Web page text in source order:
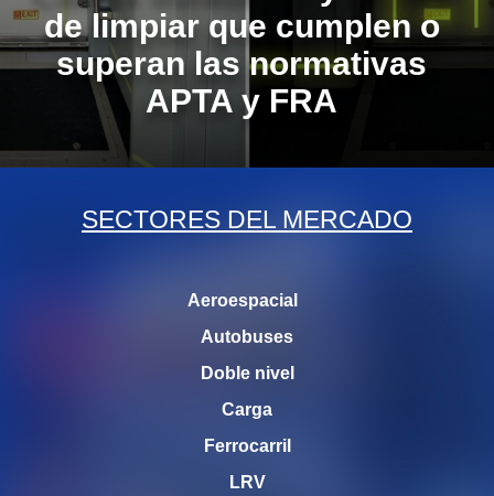
de limpiar que cumplen o
superan las normativas
APTA y FRA
SECTORES DEL MERCADO
Aeroespacial
Autobuses
Doble nivel
Carga
Ferrocarril
LRV